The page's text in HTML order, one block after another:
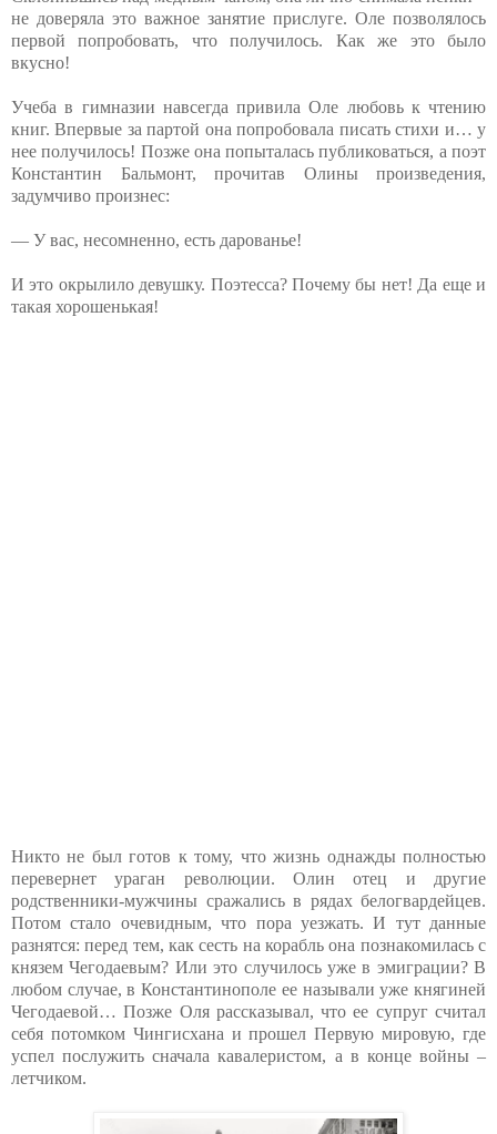
не доверяла это важное занятие прислуге. Оле позволялось
первой попробовать, что получилось. Как же это было
вкусно!
Учеба в гимназии навсегда привила Оле любовь к чтению
книг. Впервые за партой она попробовала писать стихи и… у
нее получилось! Позже она попыталась публиковаться, а поэт
Константин Бальмонт, прочитав Олины произведения,
задумчиво произнес:
— У вас, несомненно, есть дарованье!
И это окрылило девушку. Поэтесса? Почему бы нет! Да еще и
такая хорошенькая!
Никто не был готов к тому, что жизнь однажды полностью
перевернет ураган революции. Олин отец и другие
родственники-мужчины сражались в рядах белогвардейцев.
Потом стало очевидным, что пора уезжать. И тут данные
разнятся: перед тем, как сесть на корабль она познакомилась с
князем Чегодаевым? Или это случилось уже в эмиграции? В
любом случае, в Константинополе ее называли уже княгиней
Чегодаевой… Позже Оля рассказывал, что ее супруг считал
себя потомком Чингисхана и прошел Первую мировую, где
успел послужить сначала кавалеристом, а в конце войны –
летчиком.